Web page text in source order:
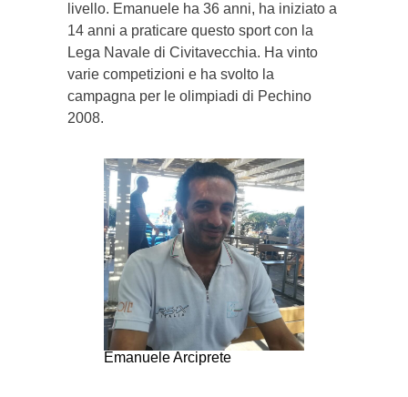
livello. Emanuele ha 36 anni, ha iniziato a
14 anni a praticare questo sport con la
Lega Navale di Civitavecchia. Ha vinto
varie competizioni e ha svolto la
campagna per le olimpiadi di Pechino
2008.
Emanuele Arciprete